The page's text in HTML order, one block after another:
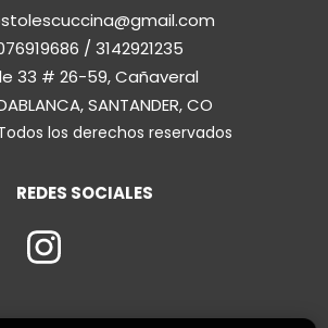
/ 3142921235
33 # 26-59, Cañaveral
SANTANDER, CO
los derechos reservados
REDES SOCIALES